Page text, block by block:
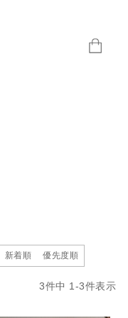
新着順 優先度順
3件中 1-3件表示